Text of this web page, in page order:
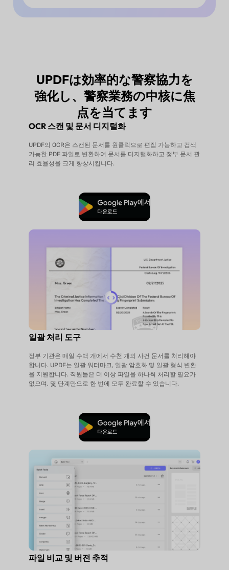
UPDFは効率的な警察協力を
強化し、警察業務の中核に焦
点を当てます
OCR 스캔 및 문서 디지털화
UPDF의 OCR은 스캔된 문서를 원클릭으로 편집 가능하고 검색
가능한 PDF 파일로 변환하여 문서를 디지털화하고 정부 문서 관
리 효율성을 크게 향상시킵니다.
무료로 다운로드
일괄 처리 도구
정부 기관은 매일 수백 개에서 수천 개의 사건 문서를 처리해야
합니다. UPDF는 일괄 워터마크, 일괄 암호화 및 일괄 형식 변환
을 지원합니다. 직원들은 더 이상 파일을 하나씩 처리할 필요가
없으며, 몇 단계만으로 한 번에 모두 완료할 수 있습니다.
무료로 다운로드
파일 비교 및 버전 추적